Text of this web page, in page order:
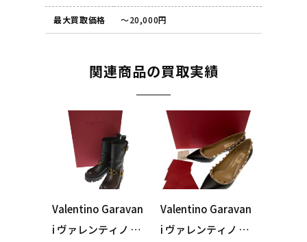
最大買取価格 ～20,000円
関連商品の買取実績
Valentino Garavan
i ヴァレンティノ ガ
Valentino Garavan
i ヴァレンティノ ガ